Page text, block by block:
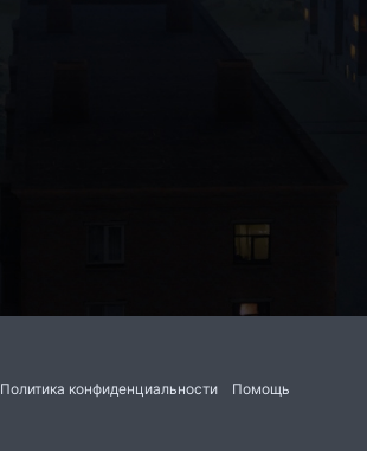
Политика конфиденциальности
Помощь